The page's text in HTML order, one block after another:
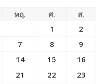
พฤ. ศ.
ส.
1
2
7 8
9
14 15
16
21 22
23